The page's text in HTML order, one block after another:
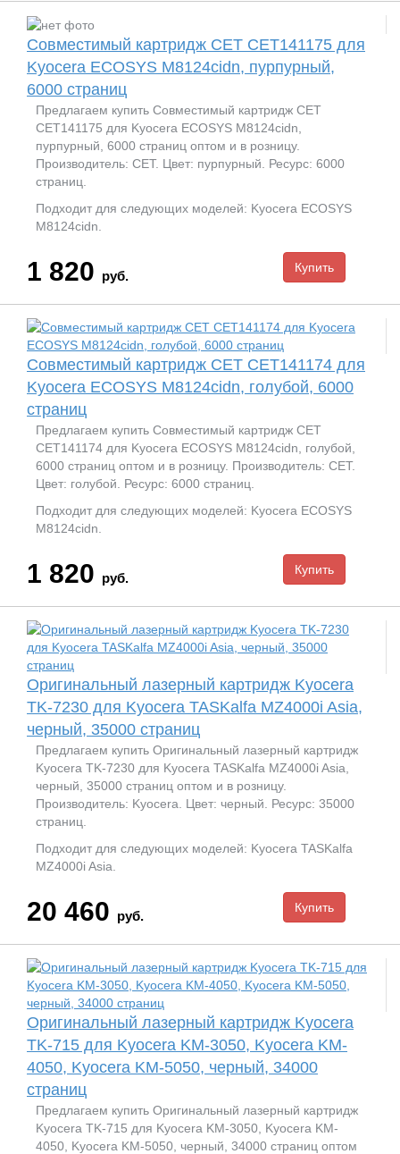
Совместимый картридж CET CET141175 для
Kyocera ECOSYS M8124cidn, пурпурный,
6000 страниц
Предлагаем купить Совместимый картридж CET
CET141175 для Kyocera ECOSYS M8124cidn,
пурпурный, 6000 страниц оптом и в розницу.
Производитель: CET. Цвет: пурпурный. Ресурс: 6000
страниц.
Подходит для следующих моделей: Kyocera ECOSYS
M8124cidn.
1 820 руб.
Совместимый картридж CET CET141174 для
Kyocera ECOSYS M8124cidn, голубой, 6000
страниц
Предлагаем купить Совместимый картридж CET
CET141174 для Kyocera ECOSYS M8124cidn, голубой,
6000 страниц оптом и в розницу. Производитель: CET.
Цвет: голубой. Ресурс: 6000 страниц.
Подходит для следующих моделей: Kyocera ECOSYS
M8124cidn.
1 820 руб.
Оригинальный лазерный картридж Kyocera
TK-7230 для Kyocera TASKalfa MZ4000i Asia,
черный, 35000 страниц
Предлагаем купить Оригинальный лазерный картридж
Kyocera TK-7230 для Kyocera TASKalfa MZ4000i Asia,
черный, 35000 страниц оптом и в розницу.
Производитель: Kyocera. Цвет: черный. Ресурс: 35000
страниц.
Подходит для следующих моделей: Kyocera TASKalfa
MZ4000i Asia.
20 460 руб.
Оригинальный лазерный картридж Kyocera
TK-715 для Kyocera KM-3050, Kyocera KM-
4050, Kyocera KM-5050, черный, 34000
страниц
Предлагаем купить Оригинальный лазерный картридж
Kyocera TK-715 для Kyocera KM-3050, Kyocera KM-
4050, Kyocera KM-5050, черный, 34000 страниц оптом